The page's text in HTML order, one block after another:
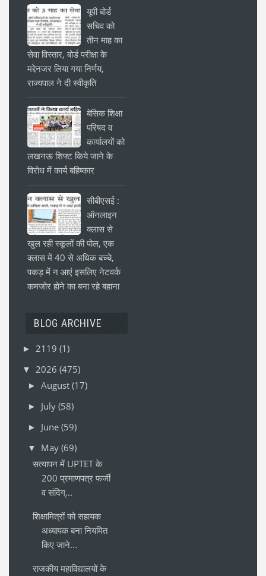
यूपी बोर्ड
सचिव को
तीन माह का
सेवा विस्तार, बोर्ड परीक्षा के
मद्देनजर लिया गया निर्णय,
राज्यपाल ने दी स्वीकृति
बेसिक शिक्षा
परिषद व
कार्यालयों को
लखनऊ शिफ्ट किये जाने के
विरोध में कार्य बहिष्कार
सीबीएसई :
ऑनलाइन
क्लास से
खुल रही स्कूलों की पोल, एक
क्लास में 40 से अधिक बच्चे,
पकड़ में न आएं इसलिए नेटवर्क
कमजोर होने का बना रहे बहाना
BLOG ARCHIVE
► 2119 (1)
▼ 2026 (475)
► August (17)
► July (58)
► June (59)
▼ May (69)
सत्यापन में UPTET के
200 प्रमाणपत्र फर्जी
व संदिग्...
शिक्षामित्रों को सहायक
अध्यापक बना नियमित
किए जाने...
राजकीय महाविद्यालयों के